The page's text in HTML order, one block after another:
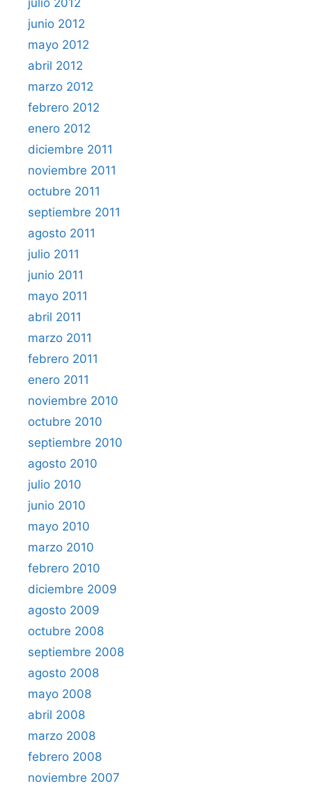
junio 2012
mayo 2012
abril 2012
marzo 2012
febrero 2012
enero 2012
diciembre 2011
noviembre 2011
octubre 2011
septiembre 2011
agosto 2011
julio 2011
junio 2011
mayo 2011
abril 2011
marzo 2011
febrero 2011
enero 2011
noviembre 2010
octubre 2010
septiembre 2010
agosto 2010
julio 2010
junio 2010
mayo 2010
marzo 2010
febrero 2010
diciembre 2009
agosto 2009
octubre 2008
septiembre 2008
agosto 2008
mayo 2008
abril 2008
marzo 2008
febrero 2008
noviembre 2007